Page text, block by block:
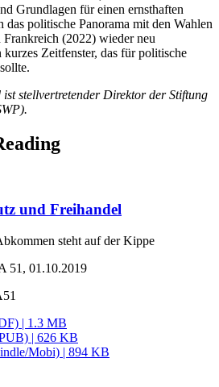
Grundlagen für einen ernsthaften
politische Panorama mit den Wahlen
(2022) wieder neu
Zeitfenster, das für politische
stellvertretender Direktor der Stiftung
und Freihandel
steht auf der Kippe
51, 01.10.2019
| 1.3 MB
| 626 KB
Mobi) | 894 KB